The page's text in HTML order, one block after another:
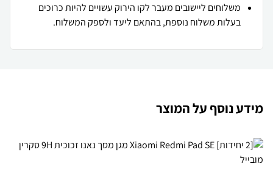
משלוחים ליישובים מעבר לקו הירוק עשויים להיות כרוכים
בעלות משלוח נוספת, בהתאם ליעד ולספק המשלוח.
מידע נוסף על המוצר